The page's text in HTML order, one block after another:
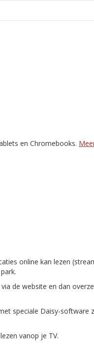
en Chromebooks.
online kan lezen
de website en dan
speciale Daisy-software
vanop je TV.